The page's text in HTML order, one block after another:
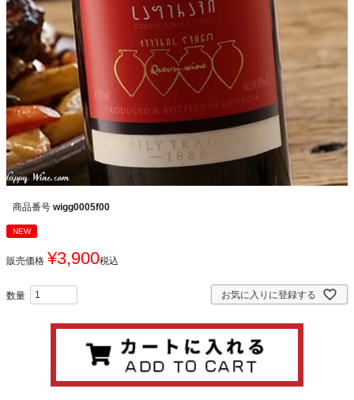
商品番号 wigg0005f00
NEW
販売価格 ¥3,900税込
お気に入りに登録する